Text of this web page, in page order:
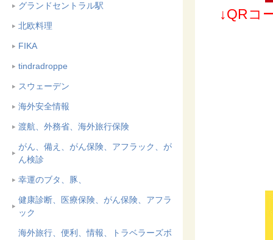
グランドセントラル駅
北欧料理
FIKA
tindradroppe
スウェーデン
海外安全情報
渡航、外務省、海外旅行保険
がん、備え、がん保険、アフラック、が
ん検診
幸運のブタ、豚、
健康診断、医療保険、がん保険、アフラ
ック
海外旅行、便利、情報、トラベラーズボ
↓QRコ